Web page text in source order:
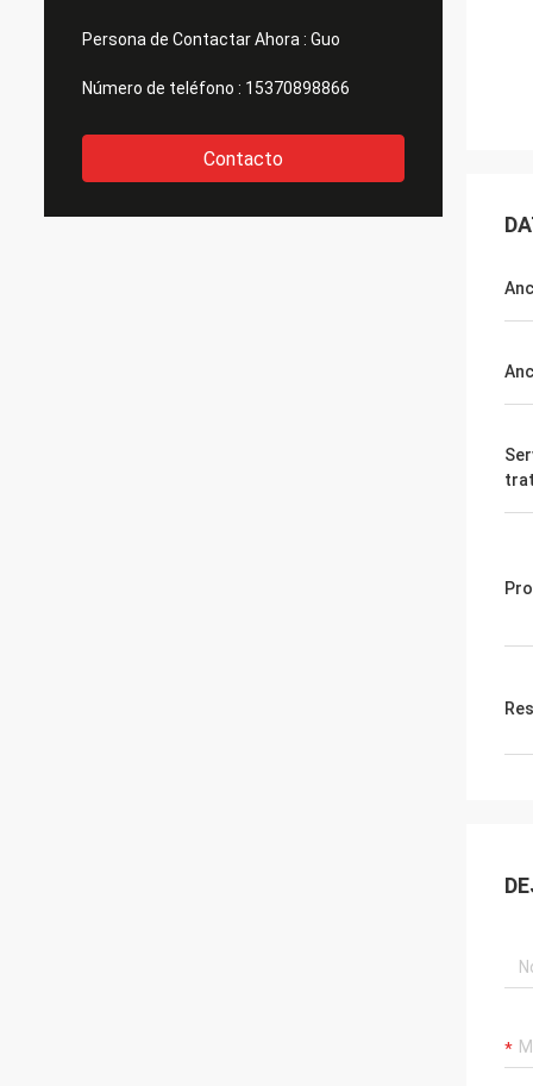
Persona de Contactar Ahora : Guo
Número de teléfono : 15370898866
Contacto